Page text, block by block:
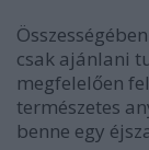
csak ajánlani
megfelelően
természetes
benne egy